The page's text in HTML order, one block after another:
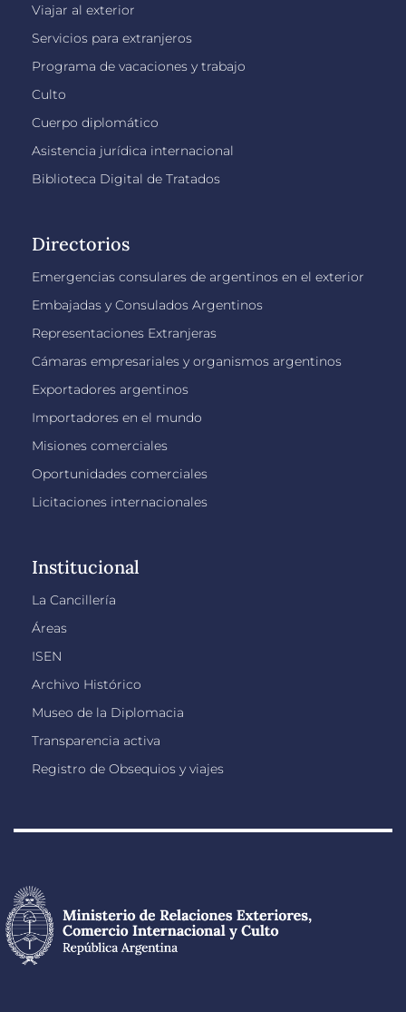
Viajar al exterior
Servicios para extranjeros
Programa de vacaciones y trabajo
Culto
Cuerpo diplomático
Asistencia jurídica internacional
Biblioteca Digital de Tratados
Directorios
Emergencias consulares de argentinos en el exterior
Embajadas y Consulados Argentinos
Representaciones Extranjeras
Cámaras empresariales y organismos argentinos
Exportadores argentinos
Importadores en el mundo
Misiones comerciales
Oportunidades comerciales
Licitaciones internacionales
Institucional
La Cancillería
Áreas
ISEN
Archivo Histórico
Museo de la Diplomacia
Transparencia activa
Registro de Obsequios y viajes